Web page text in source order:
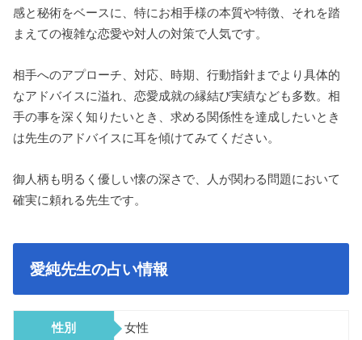
感と秘術をベースに、特にお相手様の本質や特徴、それを踏
まえての複雑な恋愛や対人の対策で人気です。
相手へのアプローチ、対応、時期、行動指針までより具体的
なアドバイスに溢れ、恋愛成就の縁結び実績なども多数。相
手の事を深く知りたいとき、求める関係性を達成したいとき
は先生のアドバイスに耳を傾けてみてください。
御人柄も明るく優しい懐の深さで、人が関わる問題において
確実に頼れる先生です。
愛純先生の占い情報
性別 女性